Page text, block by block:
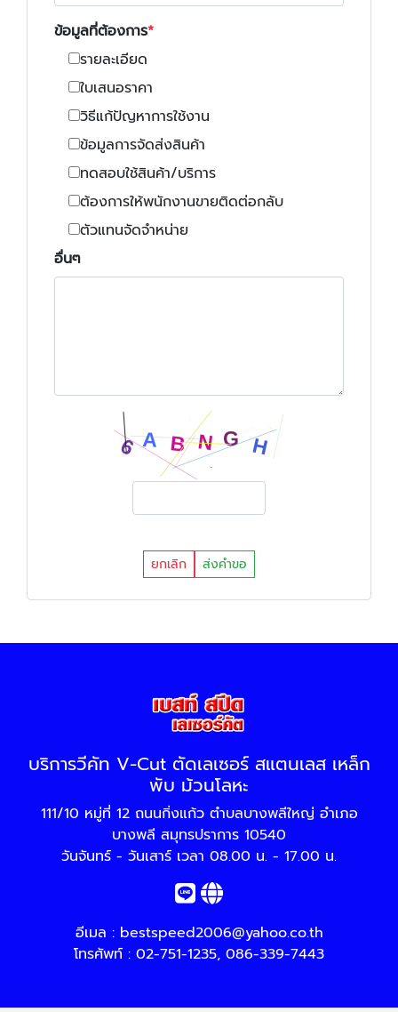
ข้อมูลที่ต้องการ
รายละเอียด
ใบเสนอราคา
วิธีแก้ปัญหาการใช้งาน
ข้อมูลการจัดส่งสินค้า
ทดสอบใช้สินค้า/บริการ
ต้องการให้พนักงานขายติดต่อกลับ
ตัวแทนจัดจำหน่าย
อื่นๆ
ยกเลิก ส่งคำขอ
บริการวีคัท V-Cut ตัดเลเซอร์ สแตนเลส เหล็ก
พับ ม้วนโลหะ
111/10 หมู่ที่ 12 ถนนกิ่งแก้ว ตำบลบางพลีใหญ่ อำเภอ
บางพลี สมุทรปราการ 10540
วันจันทร์ - วันเสาร์ เวลา 08.00 น. - 17.00 น.
อีเมล : bestspeed2006@yahoo.co.th
โทรศัพท์ : 02-751-1235, 086-339-7443